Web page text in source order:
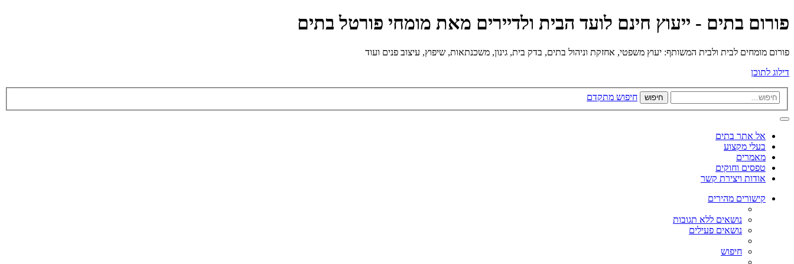
פורום בתים - ייעוץ חינם לועד הבית ולדיירים מאת מומחי פורטל בתים
פורום מומחים לבית ולבית המשותף: יעוץ משפטי, אחזקת וניהול בתים, בדק בית, גינון, משכנתאות, שיפוץ, עיצוב פנים ועוד
דילוג לתוכן
חיפוש חיפוש מתקדם
אל אתר בתים
בעלי מקצוע
מאמרים
טפסים וחוקים
אודות ויצירת קשר
קישורים מהירים
נושאים ללא תגובות
נושאים פעילים
חיפוש